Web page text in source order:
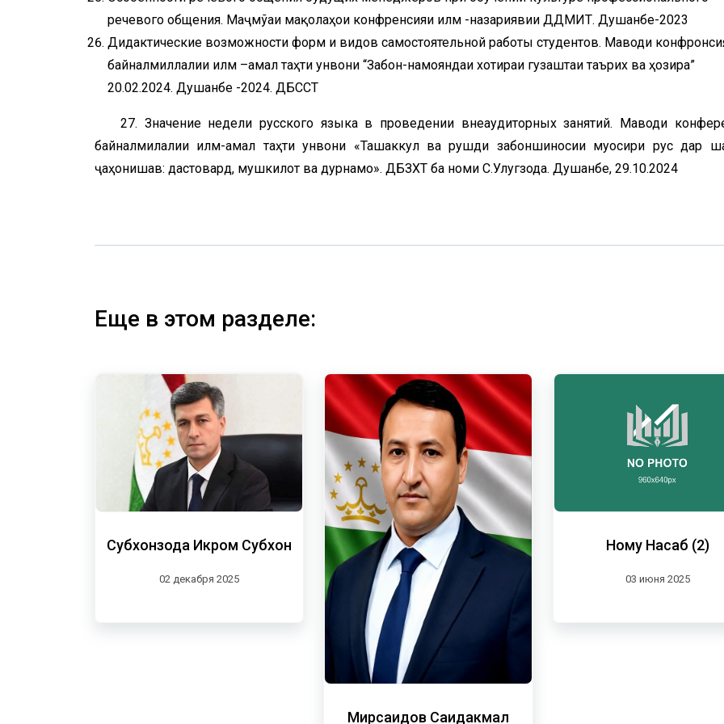
речевого общения. Маҷмўаи мақолаҳои конфренсияи илмӣ -назариявии ДДМИТ. Душанбе-2023
Дидактические возможности форм и видов самостоятельной работы студентов. Маводи
байналмиллалии илмӣ –амалӣ таҳти унвони “Забон-намояндаи хотираи гузаштаи таърихӣ ва ҳозира”
20.02.2024. Душанбе -2024. ДБССТ
27. Значение недели русского языка в проведении внеаудиторных занятий. Маводи
байналмилалии илмӣ-амалӣ таҳти унвони «Ташаккул ва рушди забоншиносии муосири рус дар
ҷаҳонишавӣ: дастовард, мушкилот ва дурнамо». ДБЗХТ ба номи С.Улугзода. Душанбе, 29.10.2024
Еще в этом разделе:
Субхонзода Икром Субхон
02 декабря 2025
Мирсаидов Саидакмал
Ному Насаб (2)
03 июня 2025